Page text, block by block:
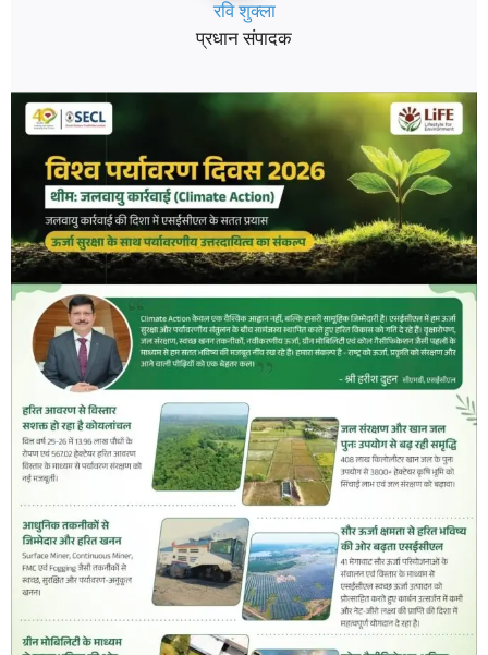
रवि शुक्ला
प्रधान संपादक